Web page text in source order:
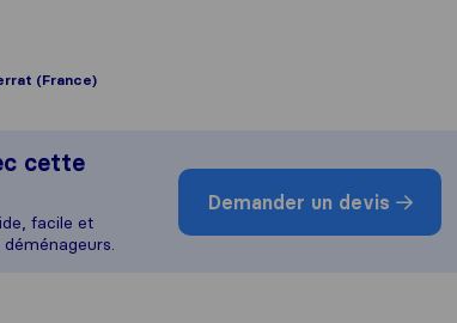
(France)
cette
facile et
Demander un devis